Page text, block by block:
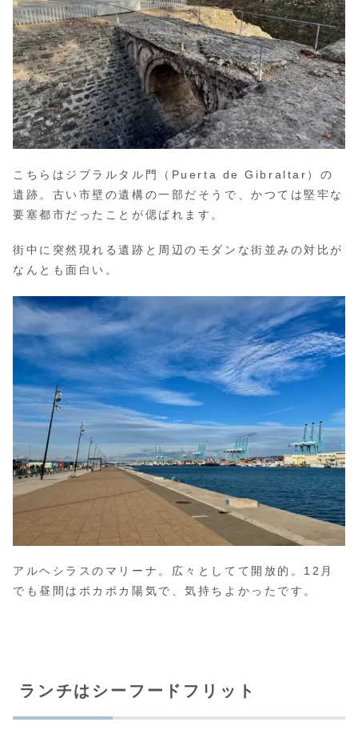
こちらはジブラルタル門（Puerta de Gibraltar）の
遺跡。古い市壁の遺構の一部だそうで、かつては堅牢な
要塞都市だったことが偲ばれます。
街中に突然現れる遺跡と周辺のモダンな街並みの対比が
なんとも面白い。
アルヘシラスのマリーナ。広々としてて開放的。12月
でも昼間はポカポカ陽気で、気持ちよかったです。
ランチはシーフードフリット